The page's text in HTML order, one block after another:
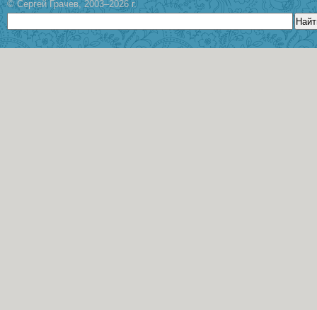
© Сергей Грачев, 2003–2026 г.